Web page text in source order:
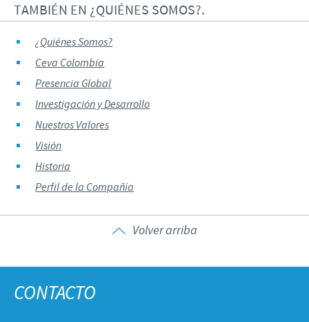
TAMBIÉN EN ¿QUIÉNES SOMOS?.
¿Quiénes Somos?
Ceva Colombia
Presencia Global
Investigación y Desarrollo
Nuestros Valores
Visión
Historia
Perfil de la Compañía
Volver arriba
CONTACTO